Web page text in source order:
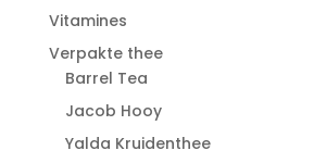
Vitamines
Verpakte thee
Barrel Tea
Jacob Hooy
Yalda Kruidenthee